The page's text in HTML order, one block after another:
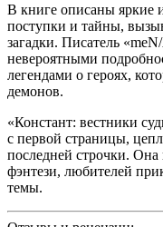
В книге описаны яркие
поступки и тайны,
загадки. Писатель
невероятными
легендами о героях,
демонов.
«Констант: вестники
с первой страницы,
последней строчки.
фэнтези, любителей
темы.